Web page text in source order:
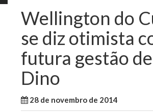
Wellington do
se diz otimista
futura gestão
Dino
28 de novembro de 2014